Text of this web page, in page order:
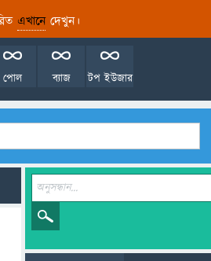
এখানেদেখুন।
টপ ইউজার
ব্যাজ
পোল